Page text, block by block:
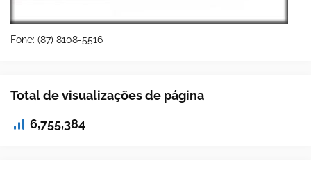
Fone: (87) 8108-5516
Total de visualizações de página
6,755,384